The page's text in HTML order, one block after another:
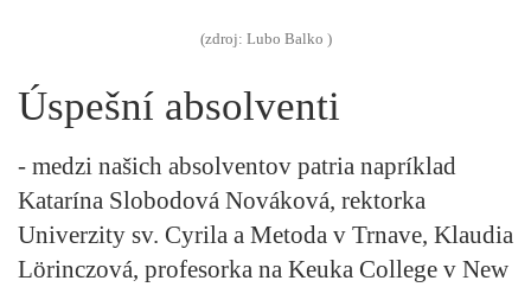
(zdroj: Lubo Balko )
Úspešní absolventi
- medzi našich absolventov patria napríklad
Katarína Slobodová Nováková, rektorka
Univerzity sv. Cyrila a Metoda v Trnave, Klaudia
Lörinczová, profesorka na Keuka College v New